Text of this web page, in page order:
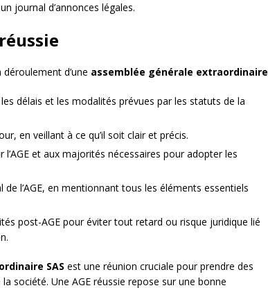
journal d’annonces légales.
d’une assemblée générale extraordinaire
délais et les modalités prévues par les statuts de la
en veillant à ce qu’il soit clair et précis.
et aux majorités nécessaires pour adopter les
l’AGE, en mentionnant tous les éléments essentiels
post-AGE pour éviter tout retard ou risque juridique lié
SAS est une réunion cruciale pour prendre des
société. Une AGE réussie repose sur une bonne